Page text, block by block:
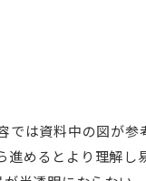
では資料中の図が参
進めるとより理解し